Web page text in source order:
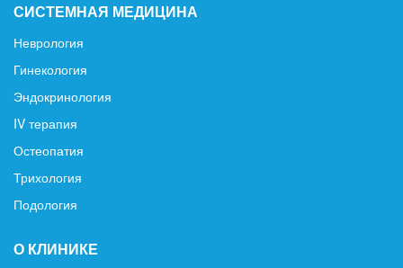
СИСТЕМНАЯ МЕДИЦИНА
Неврология
Гинекология
Эндокринология
IV терапия
Остеопатия
Трихология
Подология
О КЛИНИКЕ